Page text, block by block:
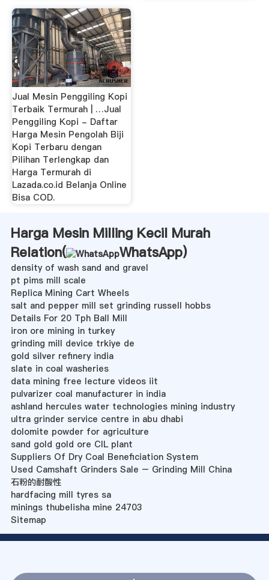
Jual Mesin Penggiling Kopi
Terbaik Termurah | …Jual
Penggiling Kopi - Daftar
Harga Mesin Pengolah Biji
Kopi Terbaru dengan
Pilihan Terlengkap dan
Harga Termurah di
Lazada.co.id Belanja Online
Bisa COD.
Harga Mesin Milling Kecil Murah
Relation(
WhatsApp)
density of wash sand and gravel
pt pims mill scale
Replica Mining Cart Wheels
salt and pepper mill set grinding russell hobbs
Details For 20 Tph Ball Mill
iron ore mining in turkey
grinding mill device trkiye de
gold silver refinery india
slate in coal washeries
data mining free lecture videos iit
pulvarizer coal manufacturer in india
ashland hercules water technologies mining industry
ultra grinder service centre in abu dhabi
dolomite powder for agriculture
sand gold gold ore CIL plant
Suppliers Of Dry Coal Beneficiation System
Used Camshaft Grinders Sale – Grinding Mill China
石粉的耐酸性
hardfacing mill tyres sa
minings thubelisha mine 24703
Sitemap